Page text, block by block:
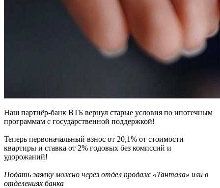
Наш партнёр-банк ВТБ вернул старые условия по ипотечным
программам с государственной поддержкой!
Теперь первоначальный взнос от 20,1% от стоимости
квартиры и ставка от 2% годовых без комиссий и
удорожаний!
Подать заявку можно через отдел продаж «Тантала» или в
отделениях банка